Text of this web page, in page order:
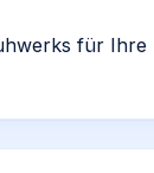
für Ihre